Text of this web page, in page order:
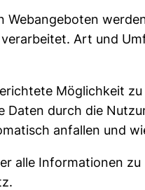
Webangeboten
Art und
Möglichkeit
Daten durch die
anfallen und
alle Informationen